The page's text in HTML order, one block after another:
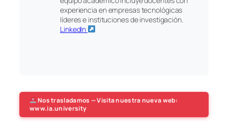
experiencia en empresas tecnológicas
líderes e instituciones de investigación.
LinkedIn
Nos trasladamos — Visita nuestra nueva web:
www.ia.university